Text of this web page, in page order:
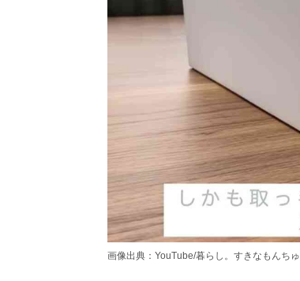
画像出典：YouTube/暮らし。すきなもんち